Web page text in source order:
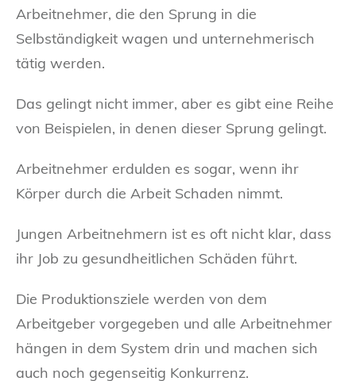
Arbeitnehmer, die den Sprung in die
Selbständigkeit wagen und unternehmerisch
tätig werden.
Das gelingt nicht immer, aber es gibt eine Reihe
von Beispielen, in denen dieser Sprung gelingt.
Arbeitnehmer erdulden es sogar, wenn ihr
Körper durch die Arbeit Schaden nimmt.
Jungen Arbeitnehmern ist es oft nicht klar, dass
ihr Job zu gesundheitlichen Schäden führt.
Die Produktionsziele werden von dem
Arbeitgeber vorgegeben und alle Arbeitnehmer
hängen in dem System drin und machen sich
auch noch gegenseitig Konkurrenz.